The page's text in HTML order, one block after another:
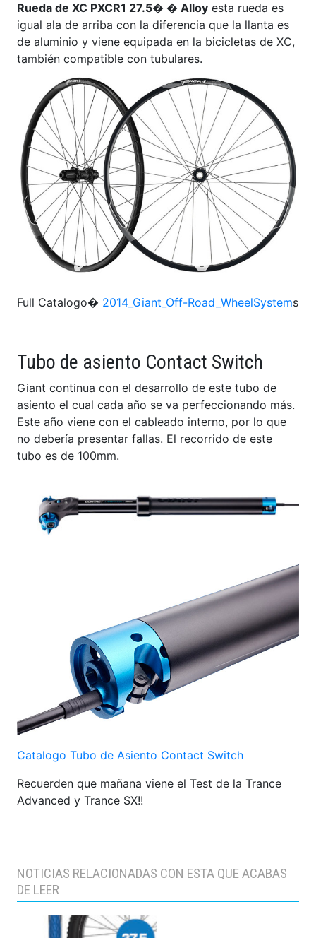
Rueda de XC PXCR1 27.5� � Alloy esta rueda es
igual ala de arriba con la diferencia que la llanta es
de aluminio y viene equipada en la bicicletas de XC,
también compatible con tubulares.
Full Catalogo� 2014_Giant_Off-Road_WheelSystems
Tubo de asiento Contact Switch
Giant continua con el desarrollo de este tubo de
asiento el cual cada año se va perfeccionando más.
Este año viene con el cableado interno, por lo que
no debería presentar fallas. El recorrido de este
tubo es de 100mm.
Catalogo Tubo de Asiento Contact Switch
Recuerden que mañana viene el Test de la Trance
Advanced y Trance SX!!
NOTICIAS RELACIONADAS CON ESTA QUE ACABAS
DE LEER